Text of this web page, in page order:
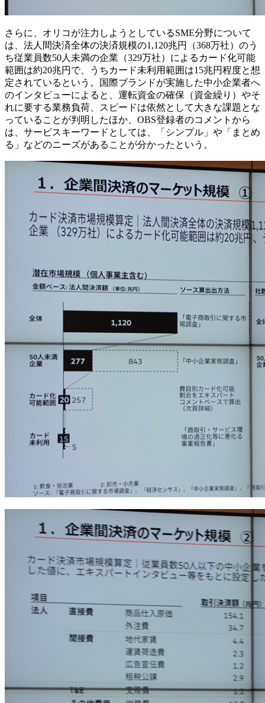
さらに、オリコが注力しようとしているSME分野について
は、法人間決済全体の決済規模の1,120兆円（368万社）のう
ち従業員数50人未満の企業（329万社）によるカード化可能
範囲は約20兆円で、うちカード未利用範囲は15兆円程度と想
定されているという。国際ブランドが実施した中小企業者へ
のインタビューによると、運転資金の確保（資金繰り）やそ
れに要する業務負荷、スピードは依然として大きな課題とな
っていることが判明したほか、OBS登録者のコメントから
は、サービスキーワードとしては、「シンプル」や「まとめ
る」などのニーズがあることが分かったという。